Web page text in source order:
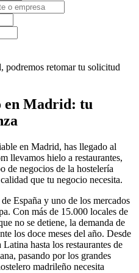
podremos retomar tu solicitud
en Madrid: tu
en Madrid, has llegado al
llevamos hielo a restaurantes,
de negocios de la hostelería
que tu negocio necesita.
España y uno de los mercados
Con más de 15.000 locales de
no se detiene, la demanda de
los doce meses del año. Desde
hasta los restaurantes de
pasando por los grandes
madrileño necesita